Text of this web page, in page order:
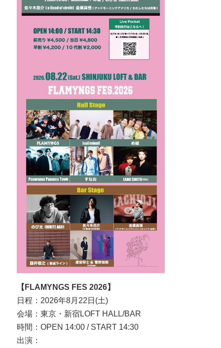
【FLAMYNGS FES 2026】
日程：2026年8月22日(土)
会場：東京・新宿LOFT HALL/BAR
時間：OPEN 14:00 / START 14:30
出演：